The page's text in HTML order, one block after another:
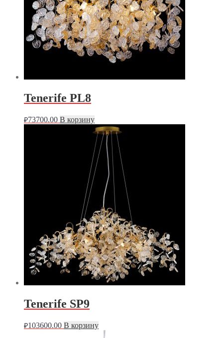
Tenerife PL8
₽73700.00 В корзину
Tenerife SP9
₽103600.00 В корзину